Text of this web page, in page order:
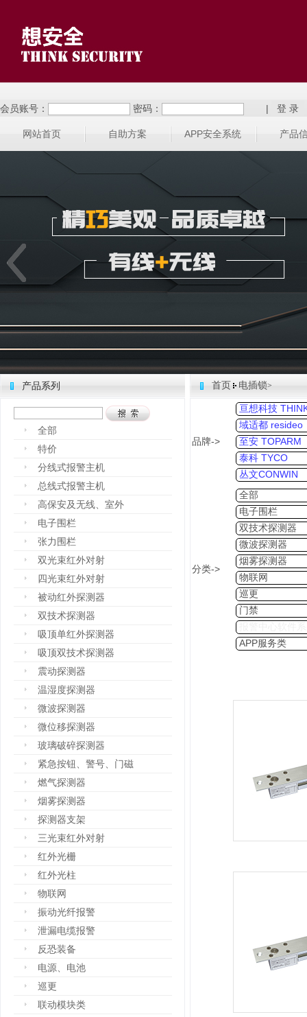
会员账号： 密码： |
网站首页 自助方案 APP安全系统 产品
产品系列
全部
特价
分线式报警主机
总线式报警主机
高保安及无线、室外
电子围栏
张力围栏
双光束红外对射
四光束红外对射
被动红外探测器
双技术探测器
吸顶单红外探测器
吸顶双技术探测器
震动探测器
温湿度探测器
微波探测器
微位移探测器
玻璃破碎探测器
紧急按钮、警号、门磁
燃气探测器
烟雾探测器
探测器支架
三光束红外对射
红外光栅
红外光柱
物联网
振动光纤报警
泄漏电缆报警
反恐装备
电源、电池
巡更
联动模块类
首页 电插锁>
品牌->
亘想科技
域适都 resideo
至安 TOPARM
泰科 TYCO
丛文CONWIN
分类->
全部
电子围栏
双技术探测器
微波探测器
烟雾探测器
物联网
巡更
门禁
APP服务类